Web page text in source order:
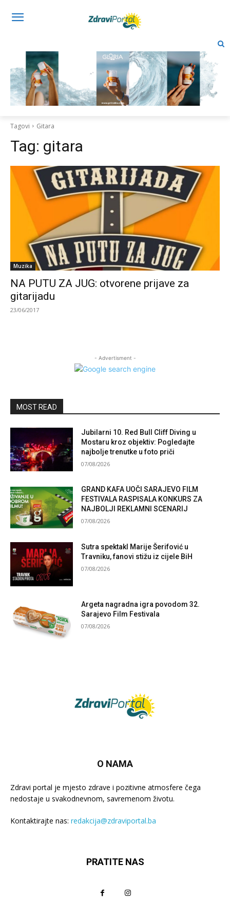
Tagovi Gitara
Tag: gitara
Muzika
NA PUTU ZA JUG: otvorene prijave za
gitarijadu
23/06/2017
- Advertisment -
MOST READ
Jubilarni 10. Red Bull Cliff Diving u
Mostaru kroz objektiv: Pogledajte
najbolje trenutke u foto priči
07/08/2026
GRAND KAFA UOČI SARAJEVO FILM
FESTIVALA RASPISALA KONKURS ZA
NAJBOLJI REKLAMNI SCENARIJ
07/08/2026
Sutra spektakl Marije Šerifović u
Travniku, fanovi stižu iz cijele BiH
07/08/2026
Argeta nagradna igra povodom 32.
Sarajevo Film Festivala
07/08/2026
O NAMA
Zdravi portal je mjesto zdrave i pozitivne atmosfere čega
nedostaje u svakodnevnom, savremenom životu.
Kontaktirajte nas: redakcija@zdraviportal.ba
PRATITE NAS